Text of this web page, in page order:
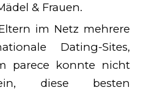
& Frauen.
im Netz mehrere
Dating-Sites,
parece konnte nicht
diese besten